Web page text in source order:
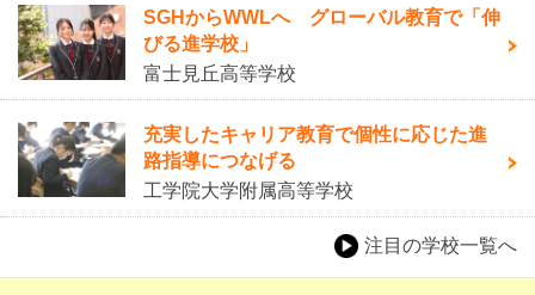
SGHからWWLへ グローバル教育で「伸
びる進学校」
富士見丘高等学校
充実したキャリア教育で個性に応じた進
路指導につなげる
工学院大学附属高等学校
注目の学校一覧へ